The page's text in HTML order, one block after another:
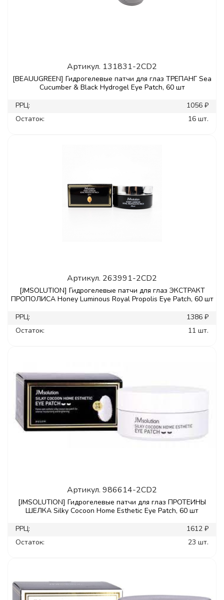
Артикул. 131831-2CD2
[BEAUUGREEN] Гидрогелевые патчи для глаз ТРЕПАНГ Sea
Cucumber & Black Hydrogel Eye Patch, 60 шт
РРЦ:
1056 ₽
Остаток:
16 шт.
Артикул. 263991-2CD2
[JMSOLUTION] Гидрогелевые патчи для глаз ЭКСТРАКТ
ПРОПОЛИСА Honey Luminous Royal Propolis Eye Patch, 60 шт
РРЦ:
1386 ₽
Остаток:
11 шт.
Артикул. 986614-2CD2
[JMSOLUTION] Гидрогелевые патчи для глаз ПРОТЕИНЫ
ШЕЛКА Silky Cocoon Home Esthetic Eye Patch, 60 шт
РРЦ:
1612 ₽
Остаток:
23 шт.